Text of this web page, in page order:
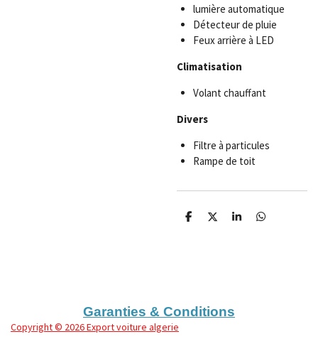
lumière automatique
Détecteur de pluie
Feux arrière à LED
Climatisation
Volant chauffant
Divers
Filtre à particules
Rampe de toit
P
P
P
P
Garanties & Conditions
Copyright© 2026 Export voiture algerie